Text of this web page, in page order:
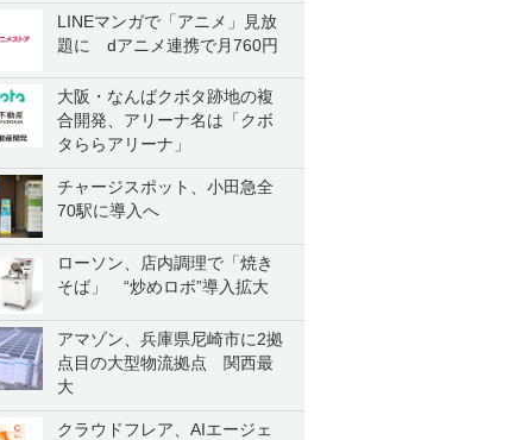
LINEマンガで「アニメ」見放
題に dアニメ連携で月760円
大阪・なんばクボタ跡地の複
合開発、アリーナ名は「クボ
タららアリーナ」
チャージスポット、小田急全
70駅に導入へ
ローソン、店内調理で「焼き
そば」 “炒めロボ”導入拡大
アマゾン、兵庫県尼崎市に2拠
点目の大型物流拠点 関西最
大
クラウドフレア、AIエージェ